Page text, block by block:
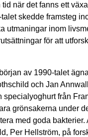
när det fanns ett
talet skedde framsteg
utmaningar inom
för att
av 1990-talet
och Jan
specialyoghurt från
grönsakerna under
med goda
Per Hellström, på